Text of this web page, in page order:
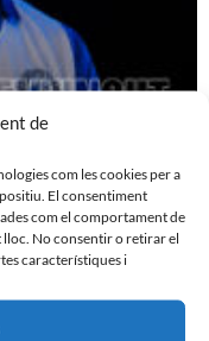
de
com les cookies per a
El consentiment
com el comportament de
lloc. No consentir o retirar el
característiques i
DEL CE